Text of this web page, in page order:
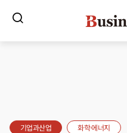
기업과산업 화학·에너지